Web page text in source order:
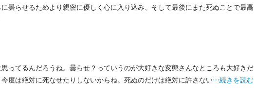
曇らせるためより親密に優しく心に入り込み、そして最後にまた死ぬことで最高
ってるんだろうね。曇らせ？っていうのが大好きな変態さんなところも大好きだ
度は絶対に死なせたりしないからね。死ぬのだけは絶対に許さない…続きを読む